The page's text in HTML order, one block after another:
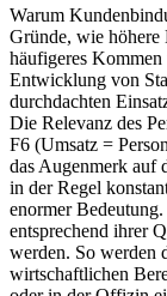
Warum
Gründe, wie höhere
häufigeres
Entwicklung von
durchdachten
Die Relevanz des
F6 (Umsatz =
das Augenmerk auf
in der Regel
enormer
entsprechend ihrer
werden. So werden
wirtschaftlichen